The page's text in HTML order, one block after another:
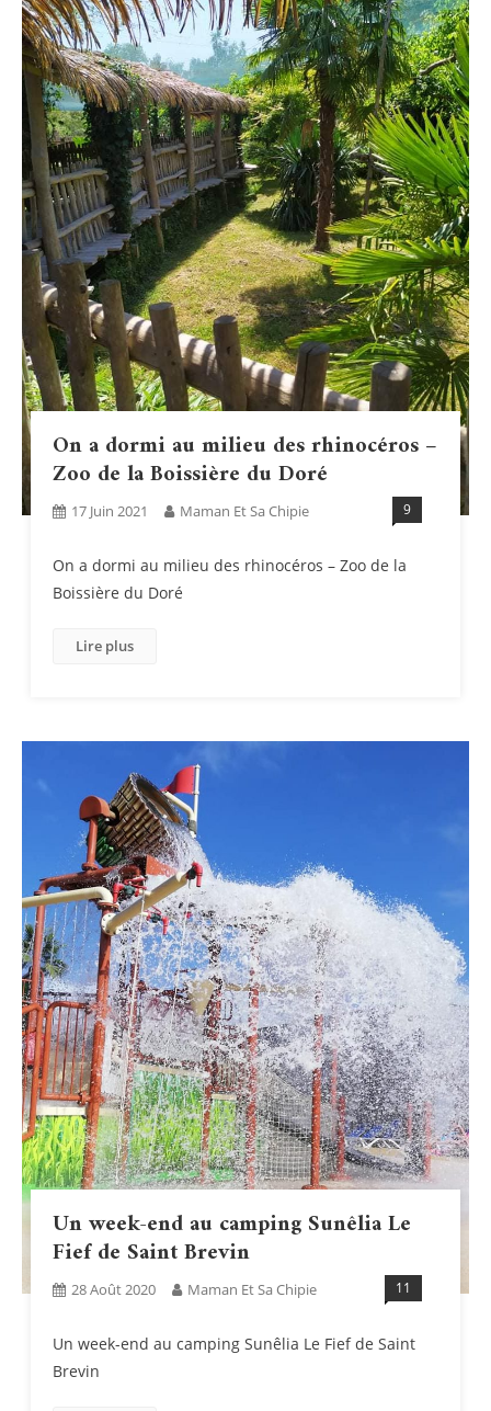
On a dormi au milieu des rhinocéros –
Zoo de la Boissière du Doré
17 Juin 2021 Maman Et Sa Chipie 9
On a dormi au milieu des rhinocéros – Zoo de la
Boissière du Doré
Lire plus
Un week-end au camping Sunêlia Le
Fief de Saint Brevin
28 Août 2020 Maman Et Sa Chipie 11
Un week-end au camping Sunêlia Le Fief de Saint
Brevin